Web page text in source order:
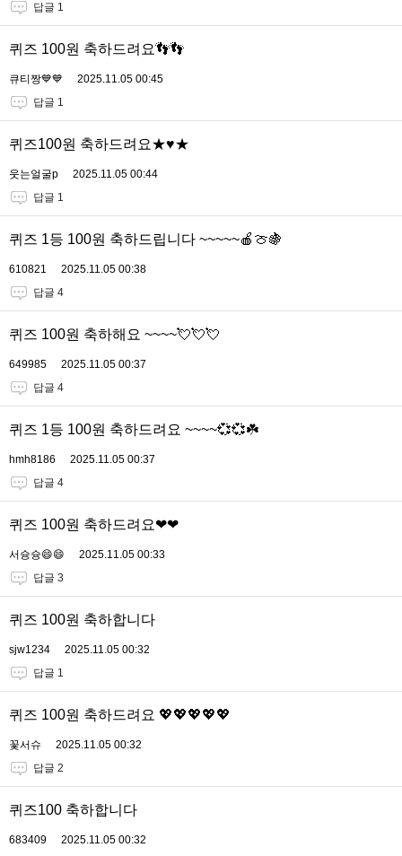
답글 1
퀴즈 100원 축하드려요👣👣
큐티짱💙💙
2025.11.05 00:45
답글 1
퀴즈100원 축하드려요★♥★
웃는얼굴p
2025.11.05 00:44
답글 1
퀴즈 1등 100원 축하드립니다 ~~~~~🍎🍈🍇
610821
2025.11.05 00:38
답글 4
퀴즈 100원 축하해요 ~~~~💘💘💘
649985
2025.11.05 00:37
답글 4
퀴즈 1등 100원 축하드려요 ~~~~💞💞☘️
hmh8186
2025.11.05 00:37
답글 4
퀴즈 100원 축하드려요❤❤
서슝슝😄😄
2025.11.05 00:33
답글 3
퀴즈 100원 축하합니다
sjw1234
2025.11.05 00:32
답글 1
퀴즈 100원 축하드려요 💖💖💖💖💖
꽃서슈
2025.11.05 00:32
답글 2
퀴즈100 축하합니다
683409
2025.11.05 00:32